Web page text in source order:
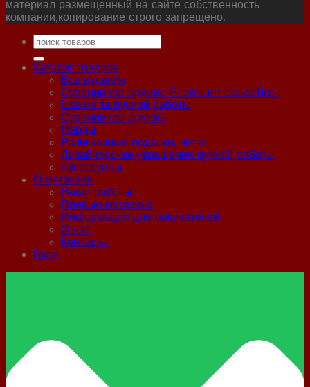
материал размещенный на сайте собственность
компании,копирование строго запрещено.
Искать:
Каталог товаров
Все изделия
Сувенирное оружие Premium collection
Шахматы ручной работы
Сувенирное оружие
Нарды
Религиозные подарки, четки
Дизайнерские украшения ручной работы
Аксессуары
О магазине
Наши работы
Превью магазина
Информация для покупателей
О нас
Контакты
Вход